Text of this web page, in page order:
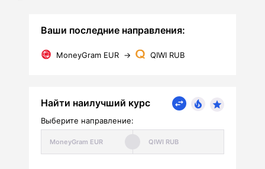
Ваши последние направления:
MoneyGram EUR → QIWI RUB
Найти наилучший курс
Выберите направление: